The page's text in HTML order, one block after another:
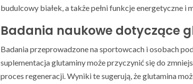
budulcowy białek, a także pełni funkcje energetyczne i
Badania naukowe dotyczące
Badania przeprowadzone na sportowcach i osobach
suplementacja glutaminy może przyczynić się do
proces regeneracji. Wyniki te sugerują, że glutamina